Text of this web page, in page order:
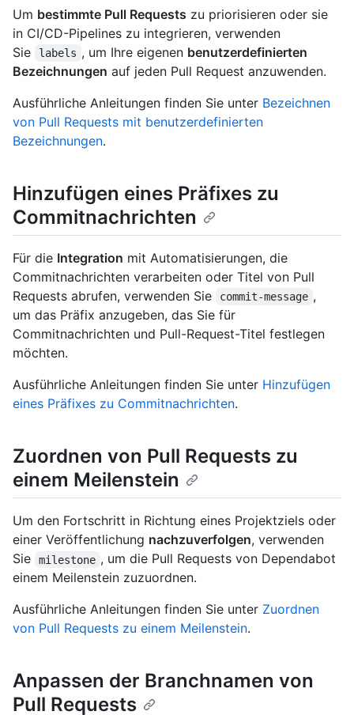
Um bestimmte Pull Requests zu priorisieren oder sie
in CI/CD-Pipelines zu integrieren, verwenden
Sie
labels , um Ihre eigenen benutzerdefinierten
Bezeichnungen auf jeden Pull Request anzuwenden.
Ausführliche Anleitungen finden Sie unter Bezeichnen
von Pull Requests mit benutzerdefinierten
Bezeichnungen.
Hinzufügen eines Präfixes zu
Commitnachrichten
Für die Integration mit Automatisierungen, die
Commitnachrichten verarbeiten oder Titel von Pull
Requests abrufen, verwenden Sie
commit-message ,
um das Präfix anzugeben, das Sie für
Commitnachrichten und Pull-Request-Titel festlegen
möchten.
Ausführliche Anleitungen finden Sie unter Hinzufügen
eines Präfixes zu Commitnachrichten.
Zuordnen von Pull Requests zu
einem Meilenstein
Um den Fortschritt in Richtung eines Projektziels oder
einer Veröffentlichung nachzuverfolgen, verwenden
Sie
milestone , um die Pull Requests von Dependabot
einem Meilenstein zuzuordnen.
Ausführliche Anleitungen finden Sie unter Zuordnen
von Pull Requests zu einem Meilenstein.
Anpassen der Branchnamen von
Pull Requests